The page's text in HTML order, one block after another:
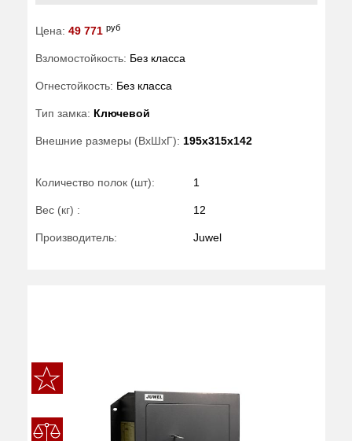
Цена: 49 771 руб
Взломостойкость: Без класса
Огнестойкость: Без класса
Тип замка: Ключевой
Внешние размеры (ВхШхГ): 195x315x142
Количество полок (шт): 1
Вес (кг) : 12
Производитель: Juwel